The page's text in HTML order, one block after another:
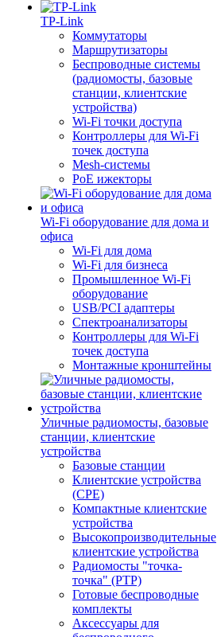
TP-Link
Коммутаторы
Маршрутизаторы
Беспроводные системы
(радиомосты, базовые
станции, клиентские
устройства)
Wi-Fi точки доступа
Контроллеры для Wi-Fi
точек доступа
Mesh-системы
PoE ижекторы
Wi-Fi оборудование для дома и
офиса
Wi-Fi для дома
Wi-Fi для бизнеса
Промышленное Wi-Fi
оборудование
USB/PCI адаптеры
Cпектроанализаторы
Контроллеры для Wi-Fi
точек доступа
Монтажные кронштейны
Уличные радиомосты, базовые
станции, клиентские
устройства
Базовые станции
Клиентские устройства
(CPE)
Компактные клиентские
устройства
Высокопроизводительные
клиентские устройства
Радиомосты "точка-
точка" (PTP)
Готовые беспроводные
комплекты
Аксессуары для